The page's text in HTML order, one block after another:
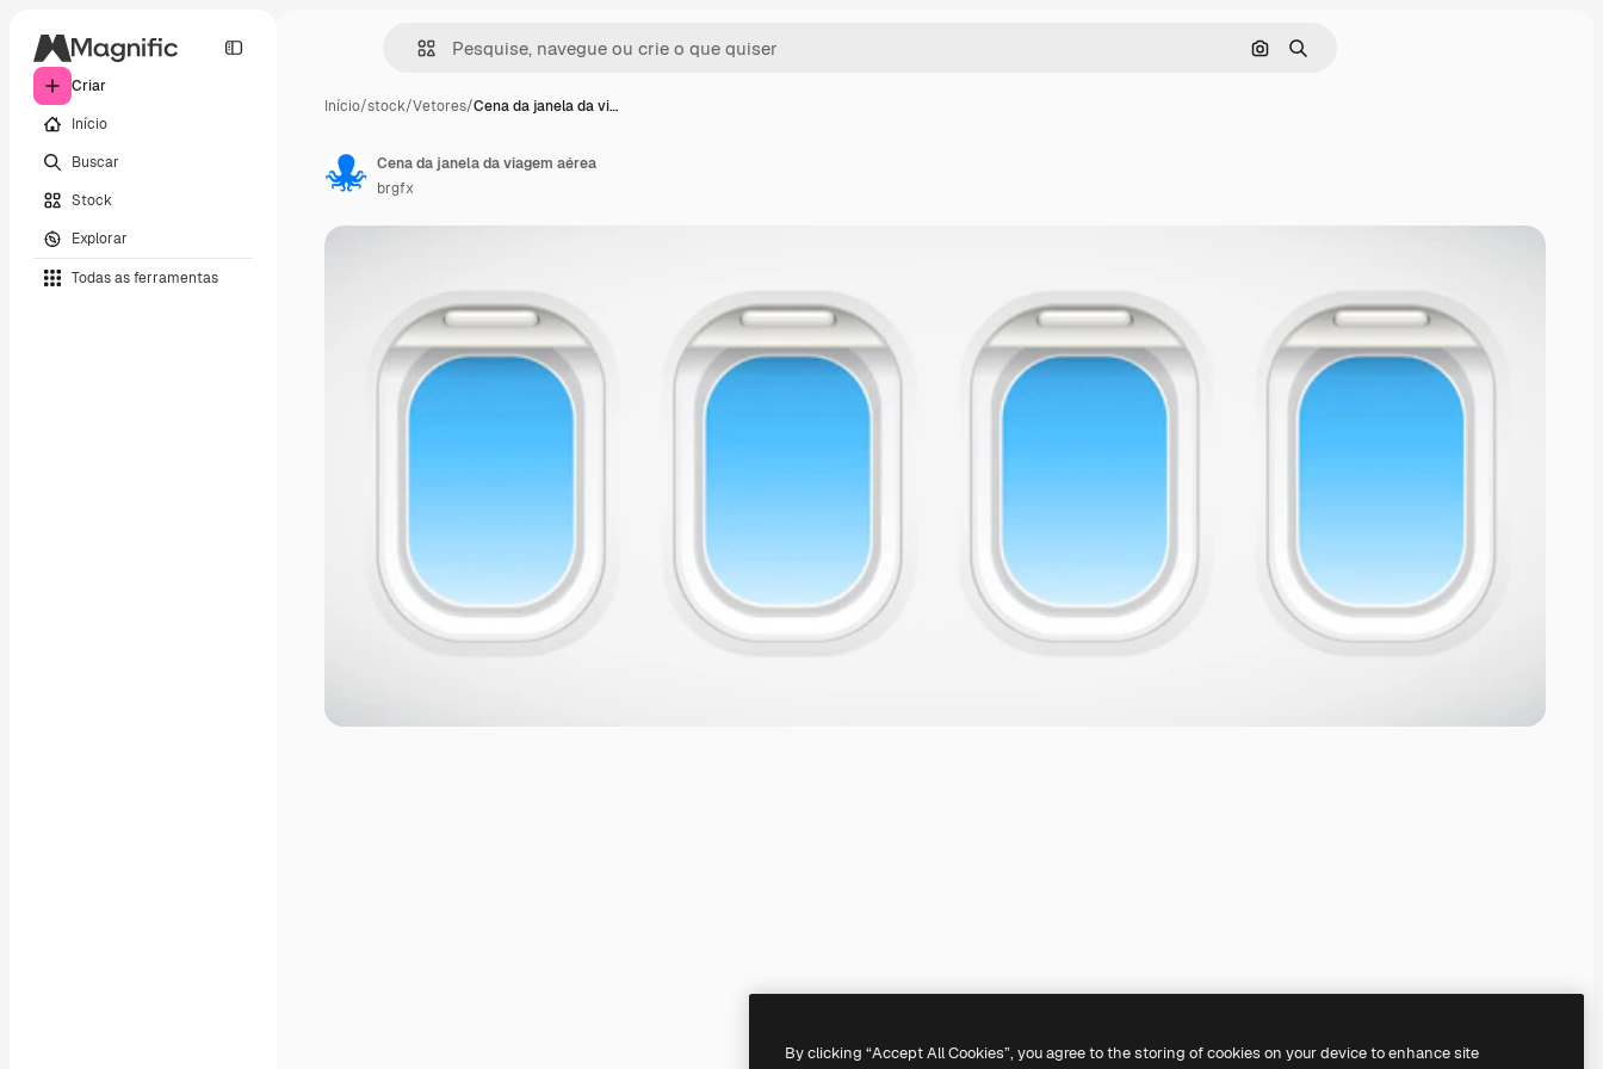
Criar
Início
Buscar
Stock
Explorar
Todas as ferramentas
Pesquisar por imagem
Buscar
Início/stock/Vetores/Cena da janela da vi…
Cena da janela da viagem aérea
brgfx
By clicking “Accept All Cookies”, you agree to the storing of cookies on your device to enhance site